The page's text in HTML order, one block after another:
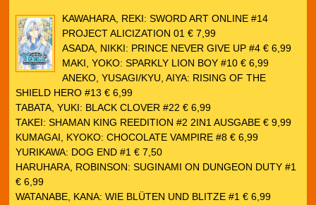
KAWAHARA, REKI: SWORD ART ONLINE #14
PROJECT ALICIZATION 01 € 7,99
ASADA, NIKKI: PRINCE NEVER GIVE UP #4 € 6,99
MAKI, YOKO: SPARKLY LION BOY #10 € 6,99
ANEKO, YUSAGI/KYU, AIYA: RISING OF THE
SHIELD HERO #13 € 6,99
TABATA, YUKI: BLACK CLOVER #22 € 6,99
TAKEI: SHAMAN KING REEDITION #2 2IN1 AUSGABE € 9,99
KUMAGAI, KYOKO: CHOCOLATE VAMPIRE #8 € 6,99
YURIKAWA: DOG END #1 € 7,50
HARUHARA, ROBINSON: SUGINAMI ON DUNGEON DUTY #1
€ 6,99
WATANABE, KANA: WIE BLÜTEN UND BLITZE #1 € 6,99